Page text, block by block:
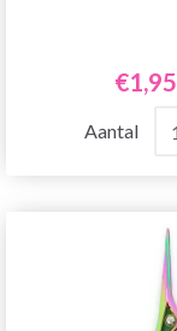
€1,95
Aantal